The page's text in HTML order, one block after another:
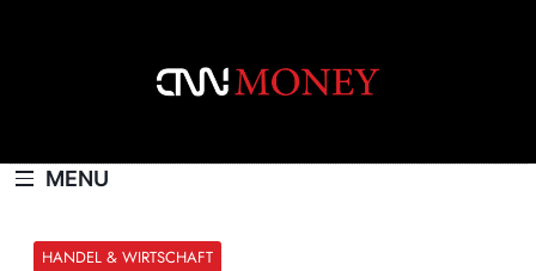
MENU
HANDEL & WIRTSCHAFT